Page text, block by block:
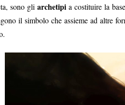
sono gli archetipia costituire la
il simbolo che assieme ad altre